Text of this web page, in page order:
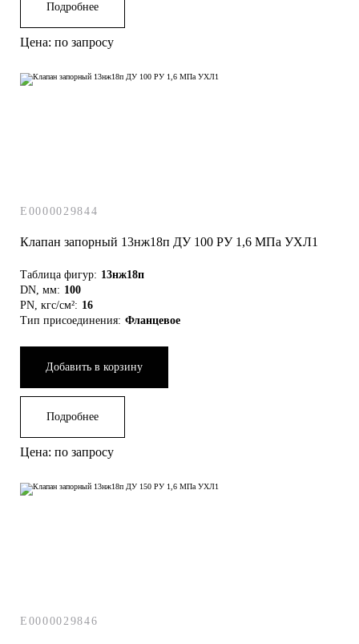
Подробнее
Цена: по запросу
E0000029844
Клапан запорный 13нж18п ДУ 100 РУ 1,6 МПа УХЛ1
Таблица фигур: 13нж18п
DN, мм: 100
PN, кгс/см²: 16
Тип присоединения: Фланцевое
Добавить в корзину
Подробнее
Цена: по запросу
E0000029846